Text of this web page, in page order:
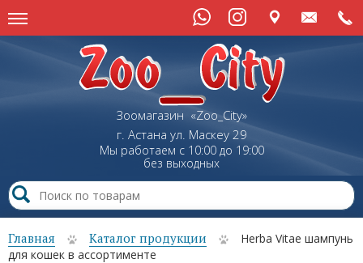
Зоомагазин «Zoo_City»
г. Астана ул. Маскеу29
Мы работаем с 10:00 до 19:00
без выходных
Главная Каталог продукции
Herba Vitae шампунь
для кошек в ассортименте